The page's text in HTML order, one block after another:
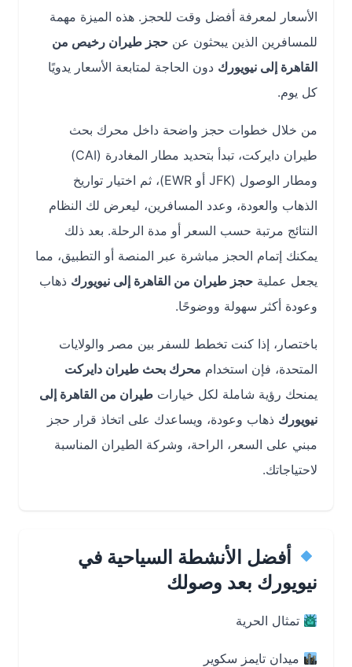
الأسعار لمعرفة أفضل وقت للحجز. هذه الميزة مهمة
للمسافرين الذين يبحثون عنحجز طيران رخيص من
القاهرة إلى نيويوركدون الحاجة لمتابعة الأسعار يدويًا
كل يوم.
من خلال خطوات حجز واضحة داخل محرك بحث
طيران دايركت، تبدأ بتحديد مطار المغادرة (CAI)
ومطار الوصول (JFK أو EWR)، ثم اختيار تواريخ
الذهاب والعودة، وعدد المسافرين، ليعرض لك النظام
النتائج مرتبة حسب السعر أو مدة الرحلة. بعد ذلك
يمكنك إتمام الحجز مباشرة عبر المنصة أو التطبيق، مما
يجعل عمليةحجز طيران من القاهرة إلى نيويوركذهاب
وعودة أكثر سهولة ووضوحًا.
باختصار، إذا كنت تخطط للسفر بين مصر والولايات
المتحدة، فإن استخداممحرك بحث طيران دايركت
يمنحك رؤية شاملة لكل خياراتطيران من القاهرة إلى
نيويوركذهاب وعودة، ويساعدك على اتخاذ قرار حجز
مبني على السعر، الراحة، وشركة الطيران المناسبة
لاحتياجاتك.
أفضل الأنشطة السياحية في
نيويورك بعد وصولك
تمثال الحرية
ميدان تايمز سكوير